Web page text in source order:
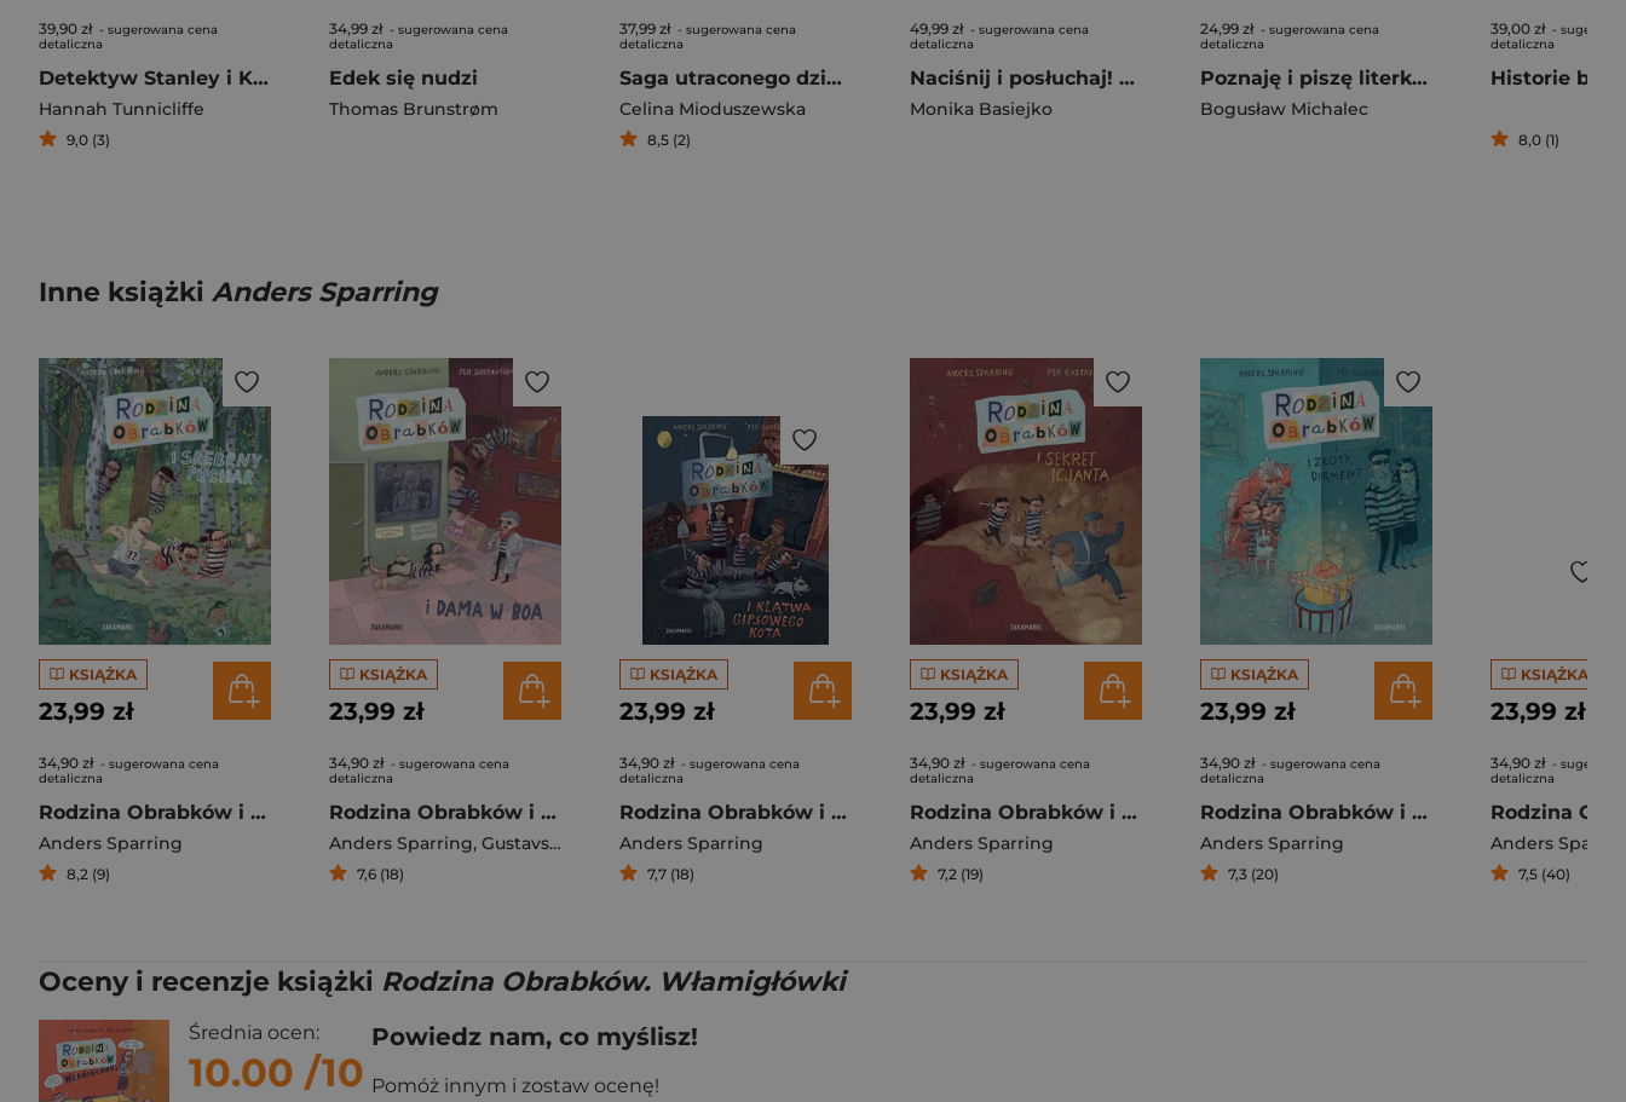
39,90 zł - sugerowana cena
detaliczna
Detektyw Stanley i Królowa Kamuflażu
Hannah Tunnicliffe
9,0 (3)
34,99 zł - sugerowana cena
detaliczna
Edek się nudzi
Thomas Brunstrøm
37,99 zł - sugerowana cena
detaliczna
Saga utraconego dziedzictwa
Celina Mioduszewska
8,5 (2)
49,99 zł - sugerowana cena
detaliczna
Naciśnij i posłuchaj! Bajka dźwiękowa. Pinokio
Monika Basiejko
24,99 zł - sugerowana cena
detaliczna
Poznaję i piszę literki. Książka z rowkami. Znikający atrament. Wzory 3D, Zabawy grafomotoryczne, Terapia ręki
Bogusław Michalec
39,00 zł -
detaliczna
Historie
8,0 (1)
Inne książki Anders Sparring
KSIĄŻKA
23,99 zł
34,90 zł - sugerowana cena
detaliczna
Rodzina Obrabków i srebrny puchar
Anders Sparring
8,2 (9)
KSIĄŻKA
23,99 zł
34,90 zł - sugerowana cena
detaliczna
Rodzina Obrabków i dama w boa
Anders Sparring, Gustavsson Per
7,6 (18)
KSIĄŻKA
23,99 zł
34,90 zł - sugerowana cena
detaliczna
Rodzina Obrabków i klątwa gipsowego kota
Anders Sparring
7,7 (18)
KSIĄŻKA
23,99 zł
34,90 zł - sugerowana cena
detaliczna
Rodzina Obrabków i sekret Icjanta
Anders Sparring
7,2 (19)
KSIĄŻKA
23,99 zł
34,90 zł - sugerowana cena
detaliczna
Rodzina Obrabków i złoty diament
Anders Sparring
7,3 (20)
KSIĄŻKA
23,99 zł
34,90 zł -
detaliczna
Anders
7,5 (40)
Oceny i recenzje książki Rodzina Obrabków. Włamigłówki
Średnia ocen:
10.00 /10
Powiedz nam, co myślisz!
Pomóż innym i zostaw ocenę!